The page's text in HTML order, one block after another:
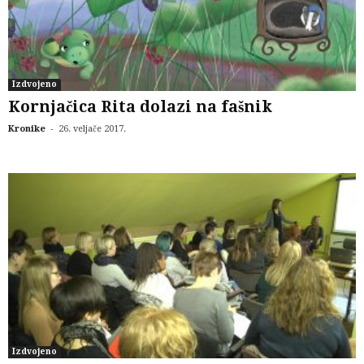
Izdvojeno
Kornjačica Rita dolazi na fašnik
Kronike - 26. veljače 2017.
Izdvojeno